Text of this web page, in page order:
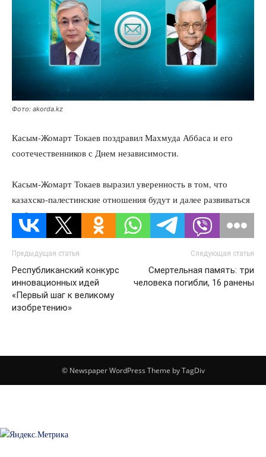
Фото: akorda.kz
Касым-Жомарт Токаев поздравил Махмуда Аббаса и его
соотечественников с Днем независимости.
Касым-Жомарт Токаев выразил уверенность в том, что
казахско-палестинские отношения будут и далее развиваться
во благо двух народов.
Предыдущая статья
Республиканский конкурс
инновационных идей
«Первый шаг к великому
изобретению»
Следующая статья
Смертельная память: три
человека погибли, 16 ранены
© Newspaper WordPress Theme by TagDiv